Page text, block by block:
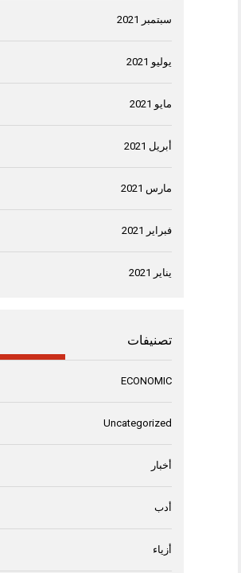
سبتمبر 2021
يوليو 2021
مايو 2021
أبريل 2021
مارس 2021
فبراير 2021
يناير 2021
تصنيفات
ECONOMIC
Uncategorized
أخبار
أدب
أزياء